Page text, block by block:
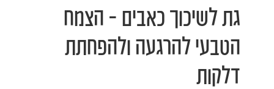
גת לשיכוך כאבים – הצמח
הטבעי להרגעה ולהפחתת
דלקות